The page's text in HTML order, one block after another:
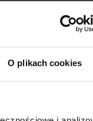
O plikach cookies
i cuscinetti
una protezione